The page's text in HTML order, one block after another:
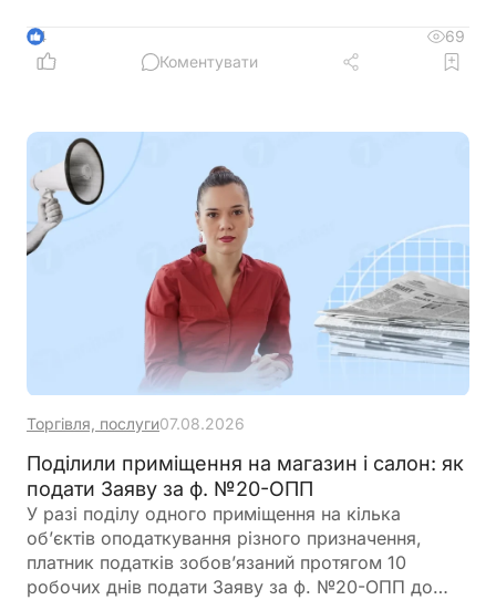
більше можливостей для фінансування
оборотного капіталу за нижчою ставкою, а з 1
4
69
Коментувати
Торгівля, послуги07.08.2026
Поділили приміщення на магазин і салон: як
подати Заяву за ф. №20-ОПП
У разі поділу одного приміщення на кілька
об’єктів оподаткування різного призначення,
платник податків зобов’язаний протягом 10
робочих днів подати Заяву за ф. №20-ОПП до